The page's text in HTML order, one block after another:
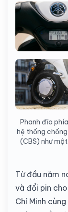
Phanh đĩa
hệ thống
(CBS) như
Từ đầu năm
và đổi pin cho
Chí Minh